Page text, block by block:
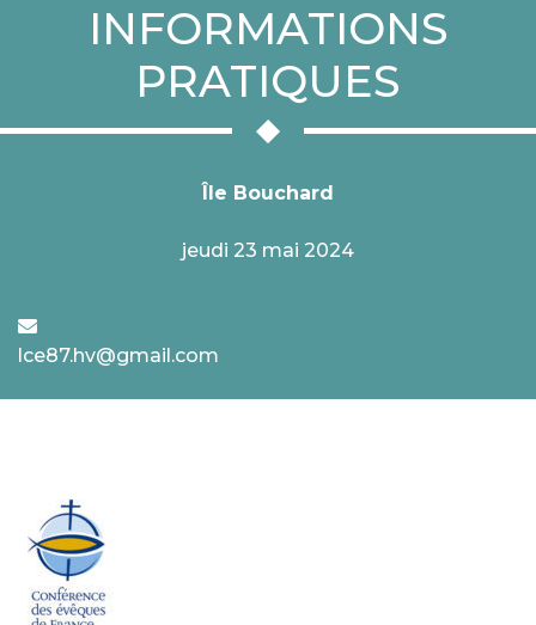
INFORMATIONS
PRATIQUES
Île Bouchard
jeudi 23 mai 2024
lce87.hv@gmail.com